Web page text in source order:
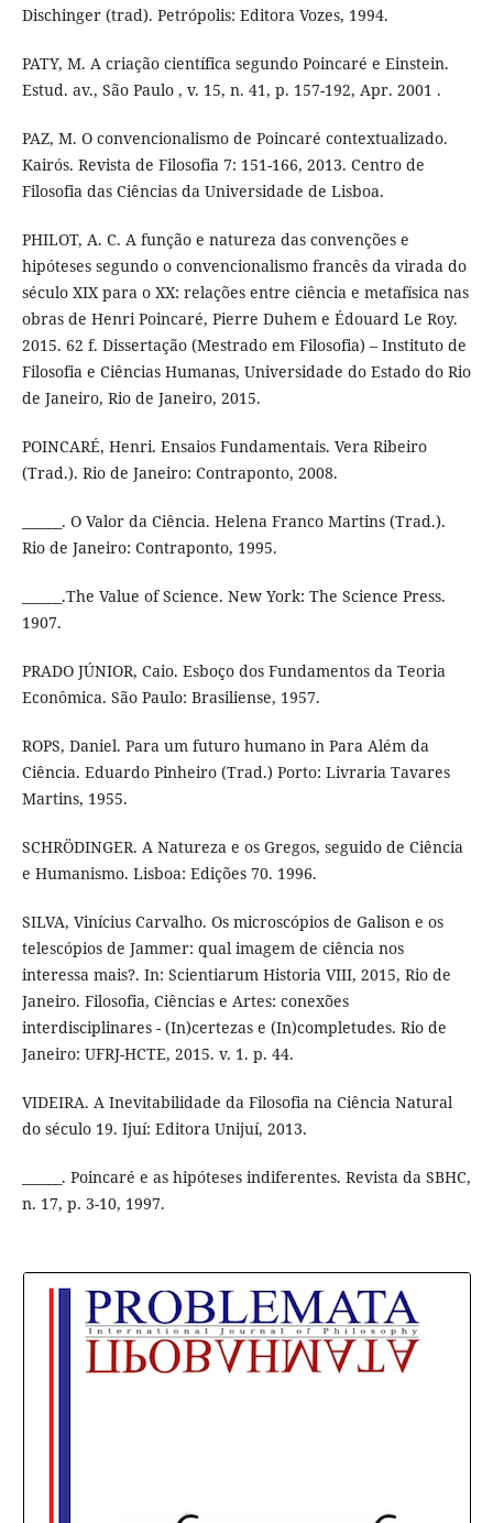
Dischinger (trad). Petrópolis: Editora Vozes, 1994.
PATY, M. A criação científica segundo Poincaré e Einstein.
Estud. av., São Paulo , v. 15, n. 41, p. 157-192, Apr. 2001 .
PAZ, M. O convencionalismo de Poincaré contextualizado.
Kairós. Revista de Filosofia 7: 151-166, 2013. Centro de
Filosofia das Ciências da Universidade de Lisboa.
PHILOT, A. C. A função e natureza das convenções e
hipóteses segundo o convencionalismo francês da virada do
século XIX para o XX: relações entre ciência e metafísica nas
obras de Henri Poincaré, Pierre Duhem e Édouard Le Roy.
2015. 62 f. Dissertação (Mestrado em Filosofia) – Instituto de
Filosofia e Ciências Humanas, Universidade do Estado do Rio
de Janeiro, Rio de Janeiro, 2015.
POINCARÉ, Henri. Ensaios Fundamentais. Vera Ribeiro
(Trad.). Rio de Janeiro: Contraponto, 2008.
______. O Valor da Ciência. Helena Franco Martins (Trad.).
Rio de Janeiro: Contraponto, 1995.
______.The Value of Science. New York: The Science Press.
1907.
PRADO JÚNIOR, Caio. Esboço dos Fundamentos da Teoria
Econômica. São Paulo: Brasiliense, 1957.
ROPS, Daniel. Para um futuro humano in Para Além da
Ciência. Eduardo Pinheiro (Trad.) Porto: Livraria Tavares
Martins, 1955.
SCHRÖDINGER. A Natureza e os Gregos, seguido de Ciência
e Humanismo. Lisboa: Edições 70. 1996.
SILVA, Vinícius Carvalho. Os microscópios de Galison e os
telescópios de Jammer: qual imagem de ciência nos
interessa mais?. In: Scientiarum Historia VIII, 2015, Rio de
Janeiro. Filosofia, Ciências e Artes: conexões
interdisciplinares - (In)certezas e (In)completudes. Rio de
Janeiro: UFRJ-HCTE, 2015. v. 1. p. 44.
VIDEIRA. A Inevitabilidade da Filosofia na Ciência Natural
do século 19. Ijuí: Editora Unijuí, 2013.
______. Poincaré e as hipóteses indiferentes. Revista da SBHC,
n. 17, p. 3-10, 1997.